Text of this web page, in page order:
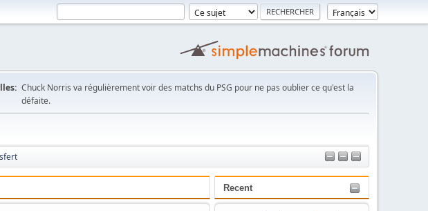
Chuck Norris va régulièrement voir des matchs du PSG pour ne pas oublier ce qu'est la
défaite.
Recent